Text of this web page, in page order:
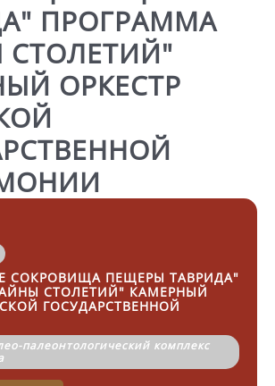
ПРОГРАММА
СТОЛЕТИЙ"
ОРКЕСТР
СОКРОВИЩА ПЕЩЕРЫ ТАВРИДА"
СТОЛЕТИЙ" КАМЕРНЫЙ
ГОСУДАРСТВЕННОЙ
палеонтологический комплекс